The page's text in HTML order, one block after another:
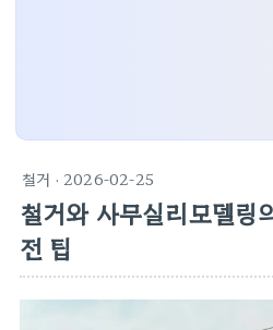
철거 · 2026-02-25
철거와 사무실리모델링
전 팁